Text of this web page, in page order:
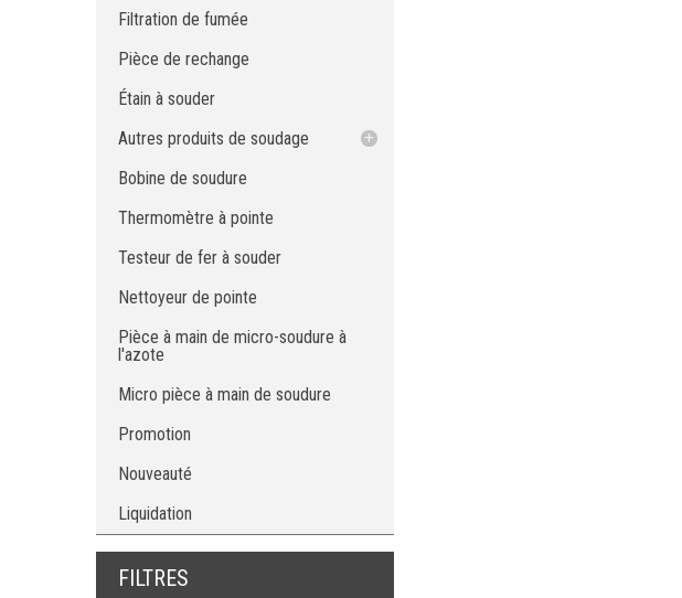
Tresse à dessouder
Pâte à souder
Masque à soudure
Bobine de soudure
Nettoyeur de pointe
Pièce à main de micro-soudure à
l'azote
Micro pièce à main de soudure
Filtration de fumée
Pièce de rechange
Étain à souder
Autres produits de soudage
Tresse à dessouder
Nettoyant de flux
Pâte à souder
Masque à soudure
Bobine de soudure
Thermomètre à pointe
Testeur de fer à souder
Nettoyeur de pointe
Pièce à main de micro-soudure à
l'azote
Micro pièce à main de soudure
Promotion
Nouveauté
Liquidation
FILTRES